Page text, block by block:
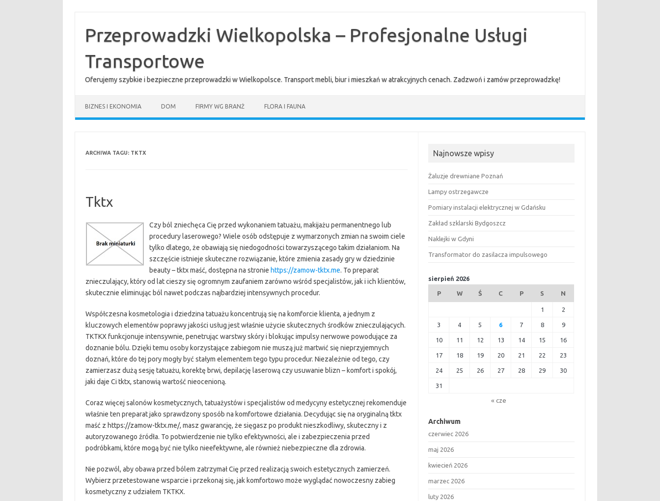
treściPrzeprowadzki Wielkopolska – Profesjonalne Usługi
Transportowe
Oferujemy szybkie i bezpieczne przeprowadzki w Wielkopolsce. Transport mebli, biur i mieszkań w atrakcyjnych cenach. Zadzwoń i zamów przeprowadzkę!
BIZNES I EKONOMIA DOM FIRMY WG BRANŻ FLORA I FAUNA
ARCHIWA TAGU: TKTX
Tktx
Czy ból zniechęca Cię przed wykonaniem tatuażu, makijażu permanentnego lub
procedury laserowego? Wiele osób odstępuje z wymarzonych zmian na swoim ciele
tylko dlatego, że obawiają się niedogodności towarzyszącego takim działaniom. Na
szczęście istnieje skuteczne rozwiązanie, które zmienia zasady gry w dziedzinie
beauty – tktx maść, dostępna na stronie https://zamow-tktx.me. To preparat
znieczulający, który od lat cieszy się ogromnym zaufaniem zarówno wśród specjalistów, jak i ich klientów,
skutecznie eliminując ból nawet podczas najbardziej intensywnych procedur.
Współczesna kosmetologia i dziedzina tatuażu koncentrują się na komforcie klienta, a jednym z
kluczowych elementów poprawy jakości usług jest właśnie użycie skutecznych środków znieczulających.
TKTKX funkcjonuje intensywnie, penetrując warstwy skóry i blokując impulsy nerwowe powodujące za
doznanie bólu. Dzięki temu osoby korzystające zabiegom nie muszą już martwić się nieprzyjemnych
doznań, które do tej pory mogły być stałym elementem tego typu procedur. Niezależnie od tego, czy
zamierzasz dużą sesję tatuażu, korektę brwi, depilację laserową czy usuwanie blizn – komfort i spokój,
jaki daje Ci tktx, stanowią wartość nieocenioną.
Coraz więcej salonów kosmetycznych, tatuażystów i specjalistów od medycyny estetycznej rekomenduje
właśnie ten preparat jako sprawdzony sposób na komfortowe działania. Decydując się na oryginalną tktx
maść z https://zamow-tktx.me/, masz gwarancję, że sięgasz po produkt nieszkodliwy, skuteczny i z
autoryzowanego źródła. To potwierdzenie nie tylko efektywności, ale i zabezpieczenia przed
podróbkami, które mogą być nie tylko nieefektywne, ale również niebezpieczne dla zdrowia.
Nie pozwól, aby obawa przed bólem zatrzymał Cię przed realizacją swoich estetycznych zamierzeń.
Wybierz przetestowane wsparcie i przekonaj się, jak komfortowo może wyglądać nowoczesny zabieg
kosmetyczny z udziałem TKTKX.
Najnowsze wpisy
Żaluzje drewniane Poznań
Lampy ostrzegawcze
Pomiary instalacji elektrycznej w Gdańsku
Zakład szklarski Bydgoszcz
Naklejki w Gdyni
Transformator do zasilacza impulsowego
sierpień 2026
P W Ś C P S N
1 2
3 4 5 6 7 8 9
10 11 12 13 14 15 16
17 18 19 20 21 22 23
24 25 26 27 28 29 30
31
« cze
Archiwum
czerwiec 2026
maj 2026
kwiecień 2026
marzec 2026
luty 2026